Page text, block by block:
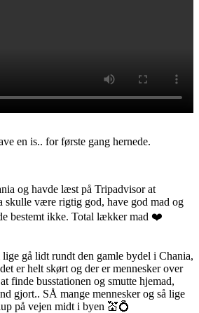
en is.. for første gang hernede.
og havde læst på Tripadvisor at
skulle være rigtig god, have god mad og
bestemt ikke. Total lækker mad ❤️
gå lidt rundt den gamle bydel i Chania,
er helt skørt og der er mennesker over
finde busstationen og smutte hjemad,
gjort.. SÅ mange mennesker og så lige
på vejen midt i byen 💒💍